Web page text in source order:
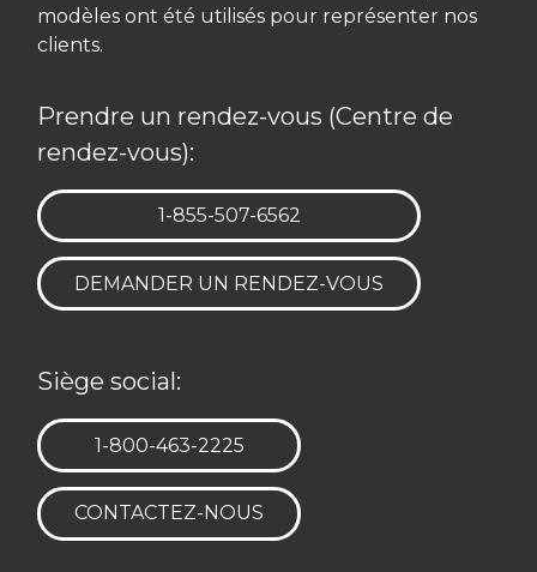
modèles ont été utilisés pour représenter nos
clients.
Prendre un rendez-vous (Centre de
rendez-vous):
TÉLÉPHONE:
1-855-507-6562
DEMANDER UN RENDEZ-VOUS
Siège social:
TÉLÉPHONE:
1-800-463-2225
CONTACTEZ-NOUS